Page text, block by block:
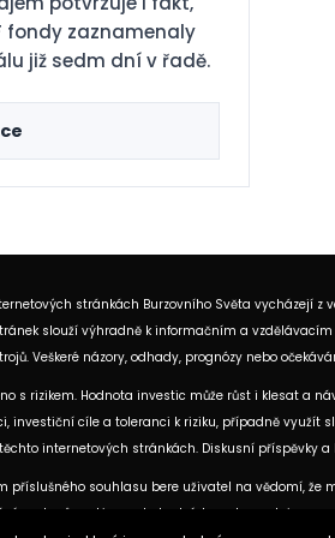
fondy zaznamenaly
již sedm dní v řadě.
stránkách Burzovního Světa vycházejí
slouží výhradně k informačním a
Veškeré názory, odhady, prognózy nebo
s rizikem. Hodnota investic může růst i klesat a
cíle a toleranci k riziku, případně využít
internetových stránkách. Diskusní příspěvky
příslušného souhlasu bere uživatel na vědomí,
souborů cookies a obchodních partnerech jsou